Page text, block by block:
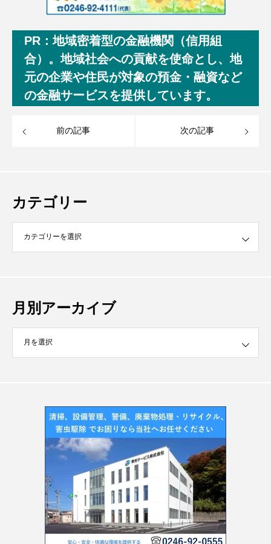
PR：地域密着型の金融機関（信用組
合）。地域社会への貢献を使命とし、地
元の企業や住民が対象の預金・融資など
の金融サービスを提供しています。
前の記事 次の記事
カテゴリー
月別アーカイブ